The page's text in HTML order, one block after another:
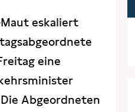
eskaliert
eine
Die Abgeordneten